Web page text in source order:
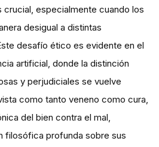
especialmente cuando los
desigual a distintas
desafío ético es evidente en el
artificial, donde la distinción
y perjudiciales se vuelve
como tanto veneno como cura,
del bien contra el mal,
filosófica profunda sobre sus